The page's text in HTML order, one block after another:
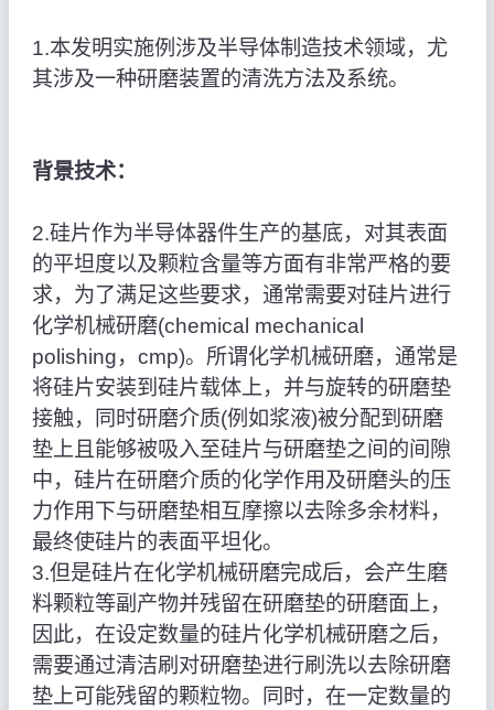
1.本发明实施例涉及半导体制造技术领域，尤
其涉及一种研磨装置的清洗方法及系统。
背景技术：
2.硅片作为半导体器件生产的基底，对其表面
的平坦度以及颗粒含量等方面有非常严格的要
求，为了满足这些要求，通常需要对硅片进行
化学机械研磨(chemical mechanical
polishing，cmp)。所谓化学机械研磨，通常是
将硅片安装到硅片载体上，并与旋转的研磨垫
接触，同时研磨介质(例如浆液)被分配到研磨
垫上且能够被吸入至硅片与研磨垫之间的间隙
中，硅片在研磨介质的化学作用及研磨头的压
力作用下与研磨垫相互摩擦以去除多余材料，
最终使硅片的表面平坦化。
3.但是硅片在化学机械研磨完成后，会产生磨
料颗粒等副产物并残留在研磨垫的研磨面上，
因此，在设定数量的硅片化学机械研磨之后，
需要通过清洁刷对研磨垫进行刷洗以去除研磨
垫上可能残留的颗粒物。同时，在一定数量的